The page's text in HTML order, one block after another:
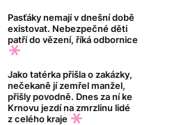
Pasťáky nemají v dnešní době
existovat. Nebezpečné děti
patří do vězení, říká odbornice
Jako tatérka přišla o zakázky,
nečekaně jí zemřel manžel,
přišly povodně. Dnes za ní ke
Krnovu jezdí na zmrzlinu lidé
z celého kraje